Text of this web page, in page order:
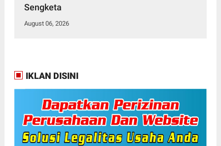
Sengketa
August 06, 2026
IKLAN DISINI